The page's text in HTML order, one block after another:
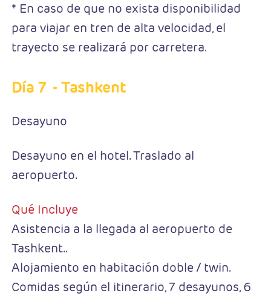
* En caso de que no exista disponibilidad
para viajar en tren de alta velocidad, el
trayecto se realizará por carretera.
Día 7 - Tashkent
Desayuno
Desayuno en el hotel. Traslado al
aeropuerto.
Qué Incluye
Asistencia a la llegada al aeropuerto de
Tashkent..
Alojamiento en habitación doble / twin.
Comidas según el itinerario, 7 desayunos, 6